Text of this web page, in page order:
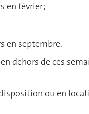
en février ;
en septembre.
dehors de ces
ou en